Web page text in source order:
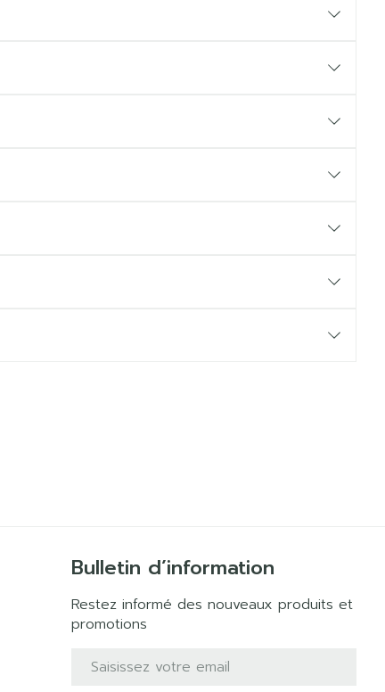
Bulletin d’information
Restez informé des nouveaux produits et
promotions
Adresse mail